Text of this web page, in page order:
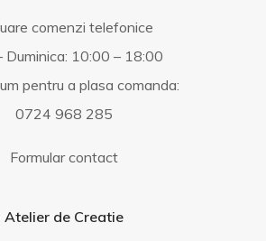
comenzi telefonice
Duminica: 10:00 – 18:00
pentru a plasa comanda:
0724 968 285
Formular contact
Atelier de Creatie